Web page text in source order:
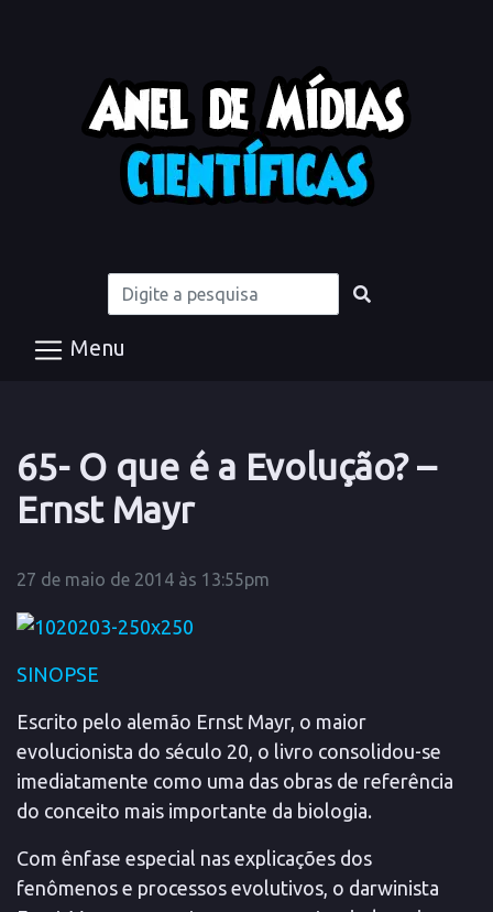
Menu
65- O que é a Evolução? –
Ernst Mayr
27 de maio de 2014 às 13:55pm
SINOPSE
Escrito pelo alemão Ernst Mayr, o maior
evolucionista do século 20, o livro consolidou-se
imediatamente como uma das obras de referência
do conceito mais importante da biologia.
Com ênfase especial nas explicações dos
fenômenos e processos evolutivos, o darwinista